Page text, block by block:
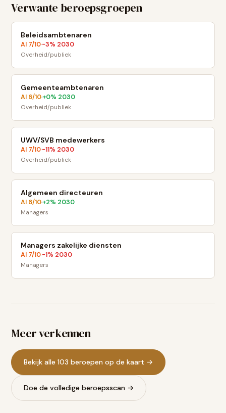
Verwante beroepsgroepen
Beleidsambtenaren
AI 7/10·-3% 2030
Overheid/publiek
Gemeenteambtenaren
AI 6/10·+0% 2030
Overheid/publiek
UWV/SVB medewerkers
AI 7/10·-11% 2030
Overheid/publiek
Algemeen directeuren
AI 6/10·+2% 2030
Managers
Managers zakelijke diensten
AI 7/10·-1% 2030
Managers
Meer verkennen
Bekijk alle 103 beroepen op de kaart →
Doe de volledige beroepsscan →